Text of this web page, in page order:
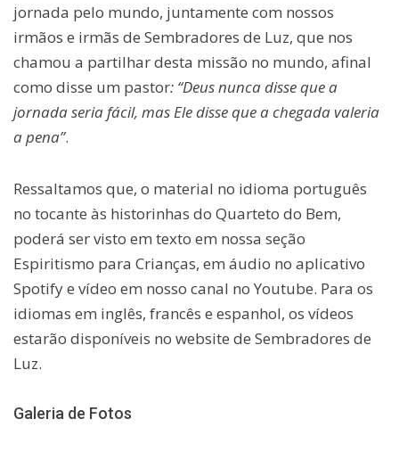
jornada pelo mundo, juntamente com nossos
irmãos e irmãs de Sembradores de Luz, que nos
chamou a partilhar desta missão no mundo, afinal
como disse um pastor: “Deus nunca disse que a
jornada seria fácil, mas Ele disse que a chegada valeria
a pena”.
Ressaltamos que, o material no idioma português
no tocante às historinhas do Quarteto do Bem,
poderá ser visto em texto em nossa seção
Espiritismo para Crianças, em áudio no aplicativo
Spotify e vídeo em nosso canal no Youtube. Para os
idiomas em inglês, francês e espanhol, os vídeos
estarão disponíveis no website de Sembradores de
Luz.
Galeria de Fotos